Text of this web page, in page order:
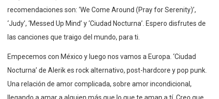
recomendaciones son: ‘We Come Around (Pray for Serenity)’,
‘Judy’, ‘Messed Up Mind’ y ‘Ciudad Nocturna’. Espero disfrutes de
las canciones que traigo del mundo, para ti.
Empecemos con México y luego nos vamos a Europa. ‘Ciudad
Nocturna’ de Alerik es rock alternativo, post-hardcore y pop punk.
Una relación de amor complicada, sobre amor incondicional,